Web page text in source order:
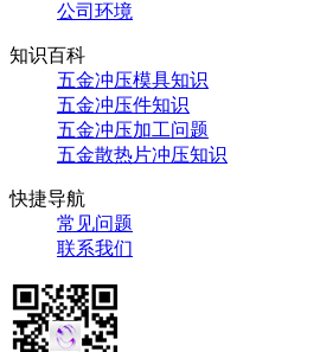
公司环境
知识百科
五金冲压模具知识
五金冲压件知识
五金冲压加工问题
五金散热片冲压知识
快捷导航
常见问题
联系我们